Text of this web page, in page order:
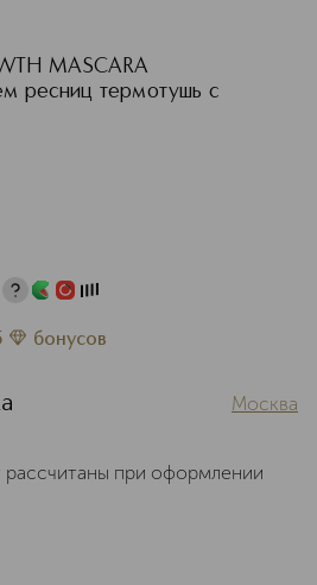
MASCARA
ресниц термотушь с
бонусов
Москва
рассчитаны при оформлении